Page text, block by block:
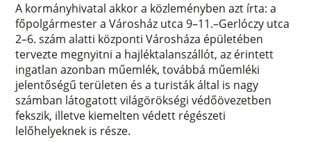
A kormányhivatal akkor a közleményben azt írta: a
főpolgármester a Városház utca 9–11.–Gerlóczy utca
2–6. szám alatti központi Városháza épületében
tervezte megnyitni a hajléktalanszállót, az érintett
ingatlan azonban műemlék, továbbá műemléki
jelentőségű területen és a turisták által is nagy
számban látogatott világörökségi védőövezetben
fekszik, illetve kiemelten védett régészeti
lelőhelyeknek is része.